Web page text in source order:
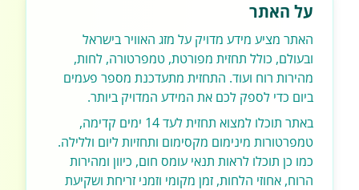
על האתר
האתר מציע מידע מדויק על מזג האוויר בישראל
ובעולם, כולל תחזית מפורטת, טמפרטורה, לחות,
מהירות רוח ועוד. התחזית מתעדכנת מספר פעמים
ביום כדי לספק לכם את המידע המדויק ביותר.
באתר תוכלו למצוא תחזית לעד 14 ימים קדימה,
טמפרטורות מינימום מקסימום ותחזיות ליום וללילה.
כמו כן תוכלו לראות תנאי עומס חום, כיוון ומהירות
הרוח, אחוזי הלחות, זמן מקומי וזמני זריחת ושקיעת